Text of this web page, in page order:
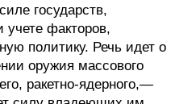
государств,
факторов,
политику. Речь идет о
оружия массового
ракетно-ядерного,—